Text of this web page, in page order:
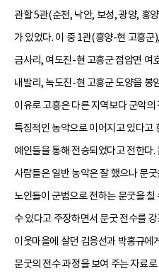
관할 5관(순천, 낙안, 보성, 광양, 흥
가 있었다. 이 중 1관(흥양-현 고흥
금사리, 여도진-현 고흥군 점암면 여
내발리, 녹도진-현 고흥군 도양읍 봉
이유로 고흥은 다른 지역보다 군악
특징적인 농악으로 이어지고 있다고
예인들을 통해 전승되었다고 전한다
사람들은 일반 농악은 잘 했으나 문
노인들이 군법으로 전하는 문굿을
수 있다고 주장하면서 문굿 전수를
이웃마을에 살던 김응선과 박홍규에
문굿의 전수 과정을 보여 주는 자료